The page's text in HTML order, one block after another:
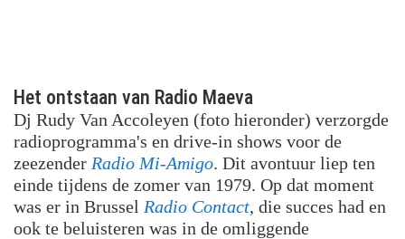
Het ontstaan van Radio Maeva
Dj Rudy Van Accoleyen (foto hieronder) verzorgde
radioprogramma's en drive-in shows voor de
zeezender Radio Mi-Amigo. Dit avontuur liep ten
einde tijdens de zomer van 1979. Op dat moment
was er in Brussel Radio Contact, die succes had en
ook te beluisteren was in de omliggende